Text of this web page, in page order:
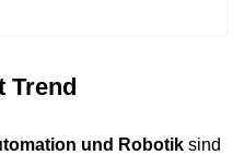
Trend
und Robotik sind